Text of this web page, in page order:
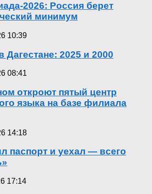
2026: Россия берет
минимум
10:39
Дагестане: 2025 и 2000
08:41
откроют пятый центр
языка на базе филиала
14:18
паспорт и уехал — всего
17:14